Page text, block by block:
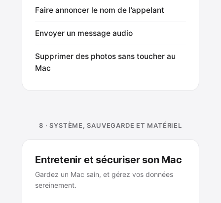
Faire annoncer le nom de l’appelant
Envoyer un message audio
Supprimer des photos sans toucher au
Mac
8 · SYSTÈME, SAUVEGARDE ET MATÉRIEL
Entretenir et sécuriser son Mac
Gardez un Mac sain, et gérez vos données
sereinement.